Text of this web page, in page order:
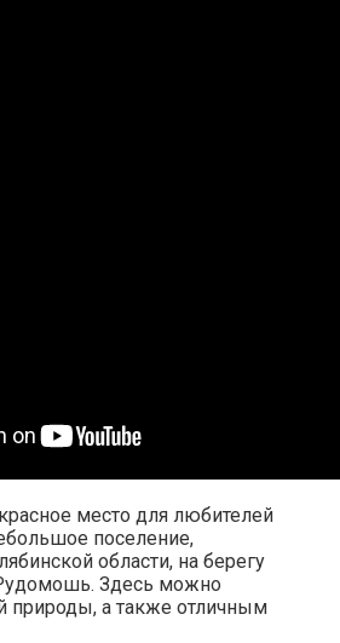
место для любителей
поселение,
области, на берегу
Здесь можно
природы, а также отличным